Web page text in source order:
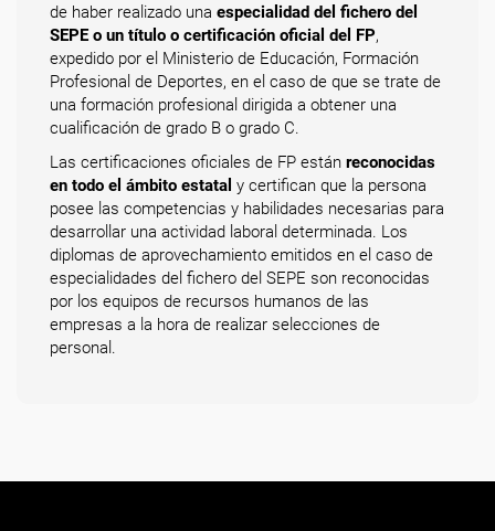
de haber realizado una especialidad del fichero del
SEPE o un título o certificación oficial del FP,
expedido por el Ministerio de Educación, Formación
Profesional de Deportes, en el caso de que se trate de
una formación profesional dirigida a obtener una
cualificación de grado B o grado C.
Las certificaciones oficiales de FP están reconocidas
en todo el ámbito estatal y certifican que la persona
posee las competencias y habilidades necesarias para
desarrollar una actividad laboral determinada. Los
diplomas de aprovechamiento emitidos en el caso de
especialidades del fichero del SEPE son reconocidas
por los equipos de recursos humanos de las
empresas a la hora de realizar selecciones de
personal.